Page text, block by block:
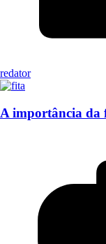
redator
A importância da